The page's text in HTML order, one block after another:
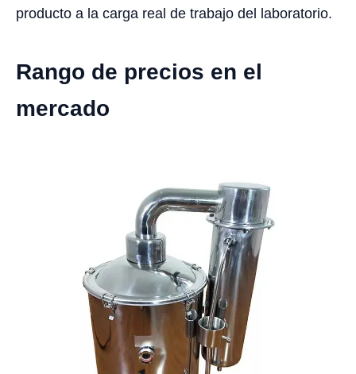
producto a la carga real de trabajo del laboratorio.
Rango de precios en el
mercado